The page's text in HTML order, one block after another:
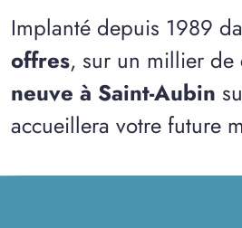
Implanté depuis 1989
offres, sur un millier de
neuve à Saint-Aubin
accueillera votre future